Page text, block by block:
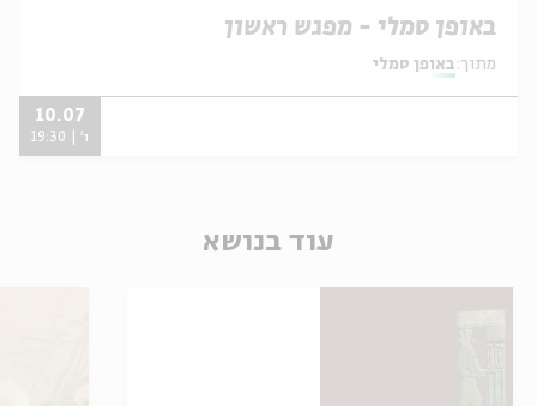
באופן סמלי - מפגש ראשון
מתוך: באופן סמלי
10.07
ו' | 19:30
עוד בנושא